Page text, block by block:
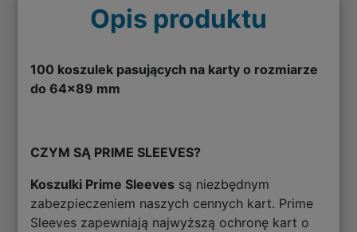
Opis produktu
100 koszulek pasujących na karty o rozmiarze
do 64x89 mm
CZYM SĄ PRIME SLEEVES?
Koszulki Prime Sleeves są niezbędnym
zabezpieczeniem naszych cennych kart. Prime
Sleeves zapewniają najwyższą ochronę kart o